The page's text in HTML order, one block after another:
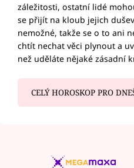
záležitosti, ostatní lidé
se přijít na kloub jejich
nemožné, takže se o to ani
chtít nechat věci plynout a
než uděláte nějaké zásadní
CELÝ HOROSKOP PRO